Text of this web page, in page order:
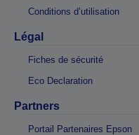
Conditions d’utilisation
Légal
Fiches de sécurité
Eco Declaration
Partners
Portail Partenaires Epson